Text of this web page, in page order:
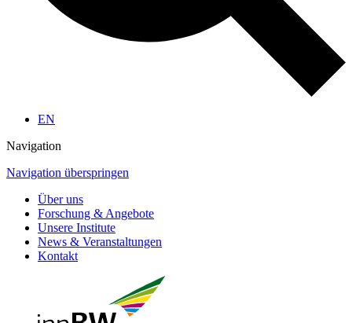
EN
Navigation
Navigation überspringen
Über uns
Forschung & Angebote
Unsere Institute
News & Veranstaltungen
Kontakt